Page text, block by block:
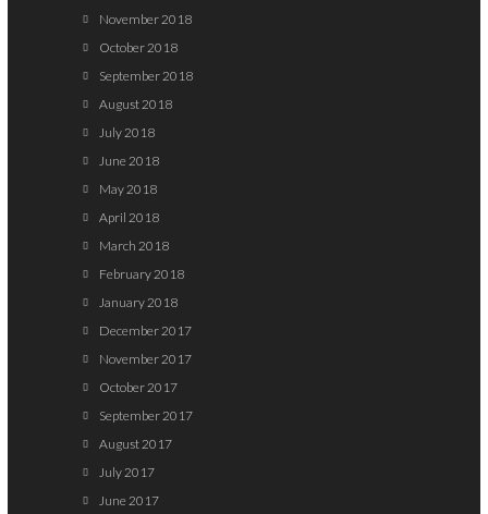
November 2018
October 2018
September 2018
August 2018
July 2018
June 2018
May 2018
April 2018
March 2018
February 2018
January 2018
December 2017
November 2017
October 2017
September 2017
August 2017
July 2017
June 2017